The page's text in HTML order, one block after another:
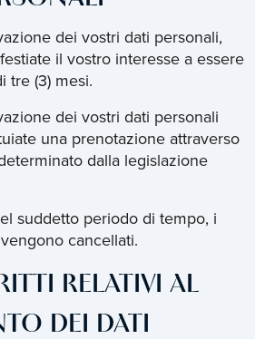
dei vostri dati personali,
il vostro interesse a essere
tre (3) mesi.
dei vostri dati personali
una prenotazione attraverso
dalla legislazione
suddetto periodo di tempo, i
cancellati.
RELATIVI AL
DEI DATI